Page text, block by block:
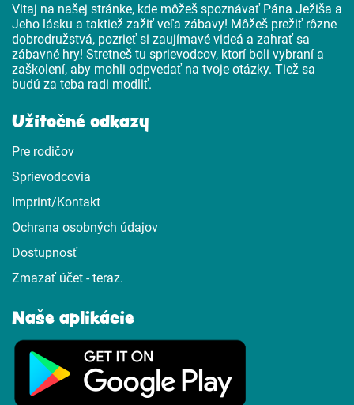
Vitaj na našej stránke, kde môžeš spoznávať Pána Ježiša a
Jeho lásku a taktiež zažiť veľa zábavy! Môžeš prežiť rôzne
dobrodružstvá, pozrieť si zaujímavé videá a zahrať sa
zábavné hry! Stretneš tu sprievodcov, ktorí boli vybraní a
zaškolení, aby mohli odpvedať na tvoje otázky. Tiež sa
budú za teba radi modliť.
Užitočné odkazy
Pre rodičov
Sprievodcovia
Imprint/Kontakt
Ochrana osobných údajov
Dostupnosť
Zmazať účet - teraz.
Naše aplikácie